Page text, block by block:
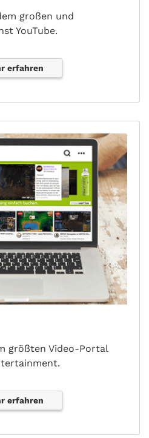
großen und
YouTube.
erfahren
größten Video-Portal
erfahren